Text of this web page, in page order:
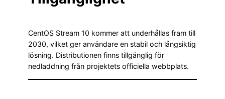
CentOS Stream 10 kommer att underhållas fram till
2030, vilket ger användare en stabil och långsiktig
lösning. Distributionen finns tillgänglig för
nedladdning från projektets officiella webbplats.